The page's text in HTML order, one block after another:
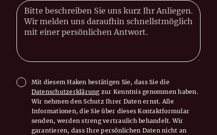
Mit diesem Haken bestätigen Sie, dass Sie die
Datenschutzerklärungzur Kenntnis genommen haben.
Wir nehmen den Schutz Ihrer Daten ernst. Alle
Informationen, die Sie über dieses Kontaktformular
senden, werden streng vertraulich behandelt. Wir
garantieren, dass Ihre persönlichen Daten nicht an